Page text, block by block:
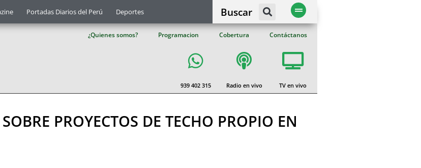
Portadas Diarios del Perú Deportes Buscar
¿Quienes somos? Programacion Cobertura Contáctanos
939 402 315 Radio en vivo TV en vivo
PROYECTOS DE TECHO PROPIO EN